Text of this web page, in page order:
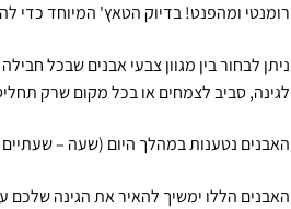
רומנטי ומהפנט! בדיוק הטאץ' המיוחד כדי
לגינה, סביב לצמחים או בכל מקום שרק
האבנים נטענות במהלך היום (שעה – שעתיים יספיקו)
האבנים הללו ימשיך להאיר את הגינה שלכם עד כ-15 שנים! הן אינן רעילות ואינן מכילות